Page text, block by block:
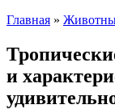
Главная »
и